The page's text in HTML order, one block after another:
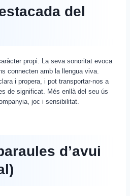
del
propi. La seva sonoritat evoca
connecten amb la llengua viva.
i propera, i pot transportar-nos a
de significat. Més enllà del seu ús
joc i sensibilitat.
d’avui